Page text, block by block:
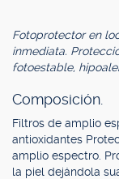
Fotoprotector en
inmediata.
fotoestable,
Composición.
Filtros de amplio
antioxidantes
amplio espectro.
la piel dejándola